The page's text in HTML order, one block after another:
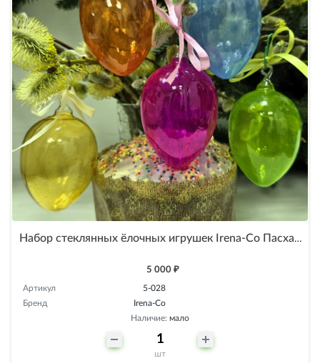
Набор стеклянных ёлочных игрушек Irena-Co Пасхальные яйца прозрачные
5 000 ₽
Артикул
5-028
Бренд
Irena-Co
Наличие: мало
шт